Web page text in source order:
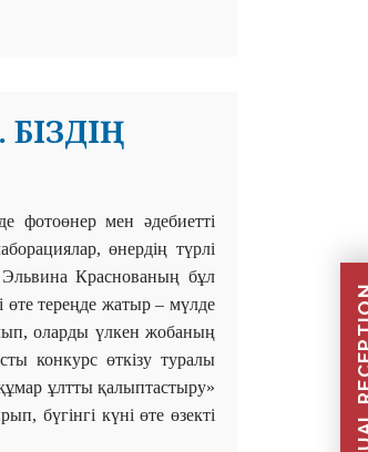
фотоөнер мен әдебиетті
өнердің түрлі
Эльвина Краснованың бұл
өте тереңде жатыр – мүлде
оларды үлкен жобаның
конкурс өткізу туралы
ұлтты қалыптастыру»
бүгінгі күні өте өзекті